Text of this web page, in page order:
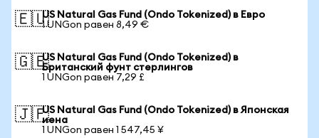
🇪🇺US Natural Gas Fund (Ondo Tokenized) в Евро
1 UNGon равен 8,49 €
🇬🇧US Natural Gas Fund (Ondo Tokenized) в
Британский фунт стерлингов
1 UNGon равен 7,29 £
🇯🇵US Natural Gas Fund (Ondo Tokenized) в Японская
иена
1 UNGon равен 1 547,45 ¥